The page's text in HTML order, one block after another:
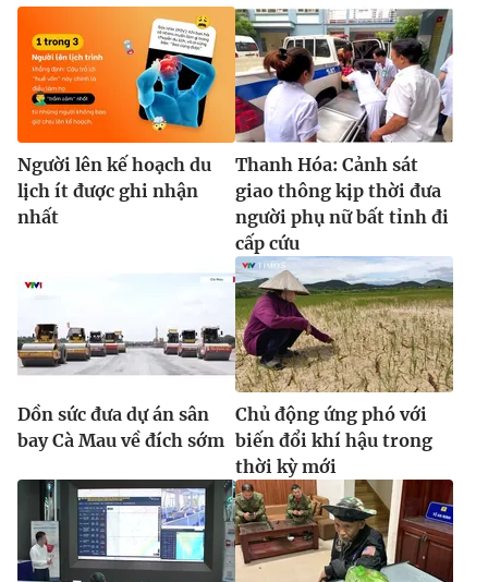
® Cấm sao chép dưới mọi hình thức nếu không có sự chấp
thuận bằng văn bản. Ghi rõ nguồn VTV.vn khi phát hành lại
thông tin từ website này.
Người lên kế hoạch du
lịch ít được ghi nhận
nhất
Thanh Hóa: Cảnh sát
giao thông kịp thời đưa
người phụ nữ bất tỉnh đi
cấp cứu
Dồn sức đưa dự án sân
bay Cà Mau về đích sớm
Chủ động ứng phó với
biến đổi khí hậu trong
thời kỳ mới